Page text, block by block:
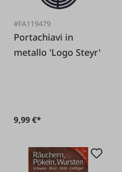
#FA119479
Portachiavi in
metallo 'Logo Steyr'
9,99 €*